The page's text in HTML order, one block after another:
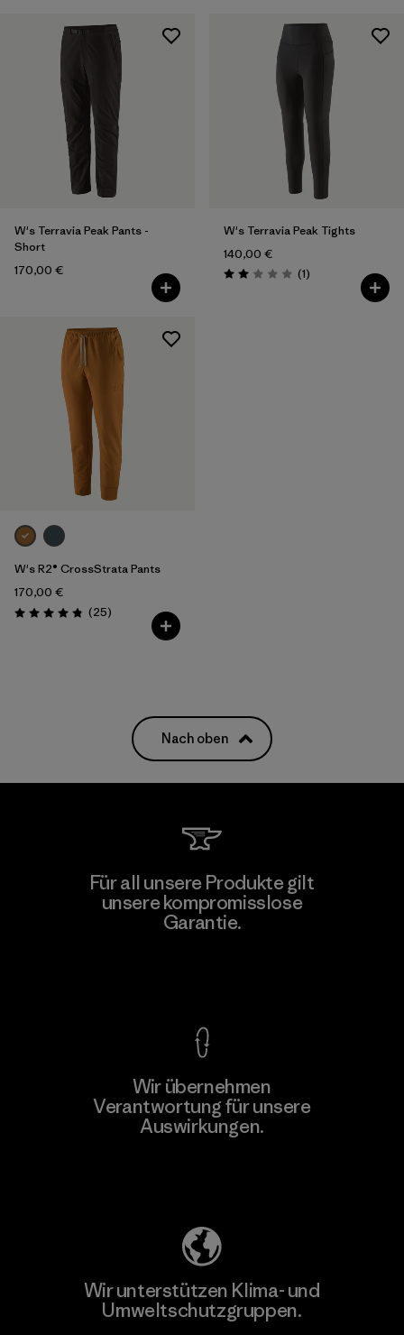
W's Terravia Peak Pants -
Short
170,00 €
W's Terravia Peak Tights
140,00 €
Bewertung: 2.0 / 5
(1Rezensionen
)
W's R2® CrossStrata Pants
170,00 €
Bewertung: 4.8 / 5
(25Rezensionen
)
Nach oben
Für all unsere Produkte gilt
unsere kompromisslose
Garantie.
Wir übernehmen
Verantwortung für unsere
Auswirkungen.
Wir unterstützen Klima- und
Umweltschutzgruppen.